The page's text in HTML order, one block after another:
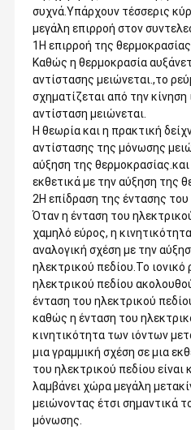
συχνά.Υπάρχουν τέσσερις
μεγάλη επιρροή στον
1Η επιρροή της θερμοκρασίας
Καθώς η θερμοκρασία
αντίστασης μειώνεται.,το
σχηματίζεται από την κίνηση
αντίσταση μειώνεται.
Η θεωρία και η πρακτική
αντίστασης της μόνωσης
αύξηση της
εκθετικά με την αύξηση της
2Η επίδραση της έντασης του
Όταν η ένταση του
χαμηλό εύρος, η
αναλογική σχέση με την
ηλεκτρικού πεδίου.Το ιονικό
ηλεκτρικού πεδίου
ένταση του ηλεκτρικού
καθώς η ένταση του
κινητικότητα των ιόντων
μια γραμμική σχέση σε μια
του ηλεκτρικού πεδίου
λαμβάνει χώρα μεγάλη
μειώνοντας έτσι σημαντικά
μόνωσης.